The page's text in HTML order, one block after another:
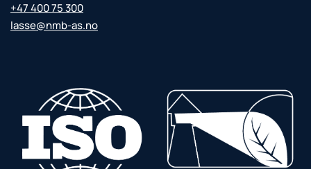
+47 400 75 300
lasse@nmb-as.no